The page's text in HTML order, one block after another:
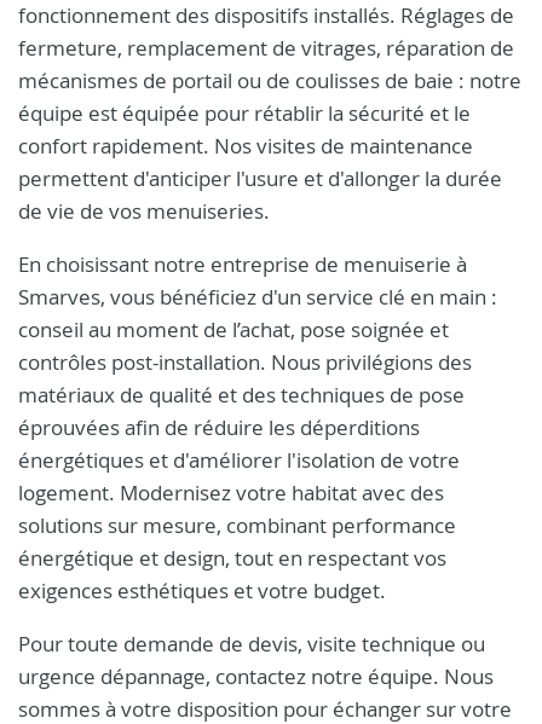
fonctionnement des dispositifs installés. Réglages de
fermeture, remplacement de vitrages, réparation de
mécanismes de portail ou de coulisses de baie : notre
équipe est équipée pour rétablir la sécurité et le
confort rapidement. Nos visites de maintenance
permettent d'anticiper l'usure et d'allonger la durée
de vie de vos menuiseries.
En choisissant notre entreprise de menuiserie à
Smarves, vous bénéficiez d'un service clé en main :
conseil au moment de l’achat, pose soignée et
contrôles post-installation. Nous privilégions des
matériaux de qualité et des techniques de pose
éprouvées afin de réduire les déperditions
énergétiques et d'améliorer l'isolation de votre
logement. Modernisez votre habitat avec des
solutions sur mesure, combinant performance
énergétique et design, tout en respectant vos
exigences esthétiques et votre budget.
Pour toute demande de devis, visite technique ou
urgence dépannage, contactez notre équipe. Nous
sommes à votre disposition pour échanger sur votre